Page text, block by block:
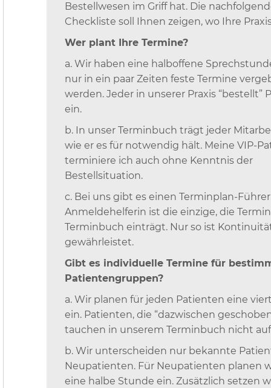
Bestellwesen im Griff hat. Die
Checkliste soll Ihnen zeigen, wo Ihre
Wer plant Ihre Termine?
a. Wir haben eine halboffene
nur in ein paar Zeiten feste Termine
werden. Jeder in unserer Praxis “bestellt”
ein.
b. In unser Terminbuch trägt jeder
wie er es für notwendig hält. Meine VIP-
terminiere ich auch ohne Kenntnis der
Bestellsituation.
c. Bei uns gibt es einen Terminplan-
Anmeldehelferin ist die einzige, die
Terminbuch einträgt. Nur so ist
gewährleistet.
Gibt es individuelle Termine für
Patientengruppen?
a. Wir planen für jeden Patienten eine
ein. Patienten, die “dazwischen
tauchen in unserem Terminbuch nicht
b. Wir unterscheiden nur bekannte
Neupatienten. Für Neupatienten planen
eine halbe Stunde ein. Zusätzlich setzen